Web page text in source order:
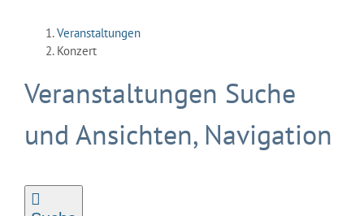
Veranstaltungen
Konzert
Veranstaltungen
Veranstaltungen Suche
und Ansichten, Navigation